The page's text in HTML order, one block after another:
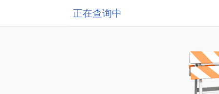
正在查询中